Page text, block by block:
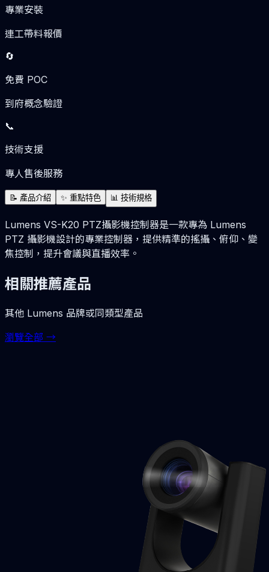
專業安裝
連工帶料報價
🔄
免費 POC
到府概念驗證
📞
技術支援
專人售後服務
📝 產品介紹 ✨ 重點特色 📊 技術規格
Lumens VS-K20 PTZ攝影機控制器是一款專為 Lumens
PTZ 攝影機設計的專業控制器，提供精準的搖攝、俯仰、變
焦控制，提升會議與直播效率。
相關推薦產品
其他 Lumens 品牌或同類型產品
瀏覽全部 →